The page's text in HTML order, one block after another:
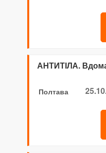
АНТИТІЛА.
Полтава